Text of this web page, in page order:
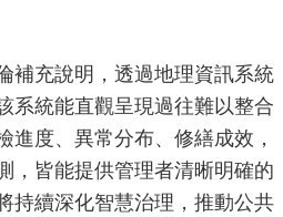
補充說明，透過地理資訊系統
系統能直觀呈現過往難以整合
進度、異常分布、修繕成效，
，皆能提供管理者清晰明確的
持續深化智慧治理，推動公共